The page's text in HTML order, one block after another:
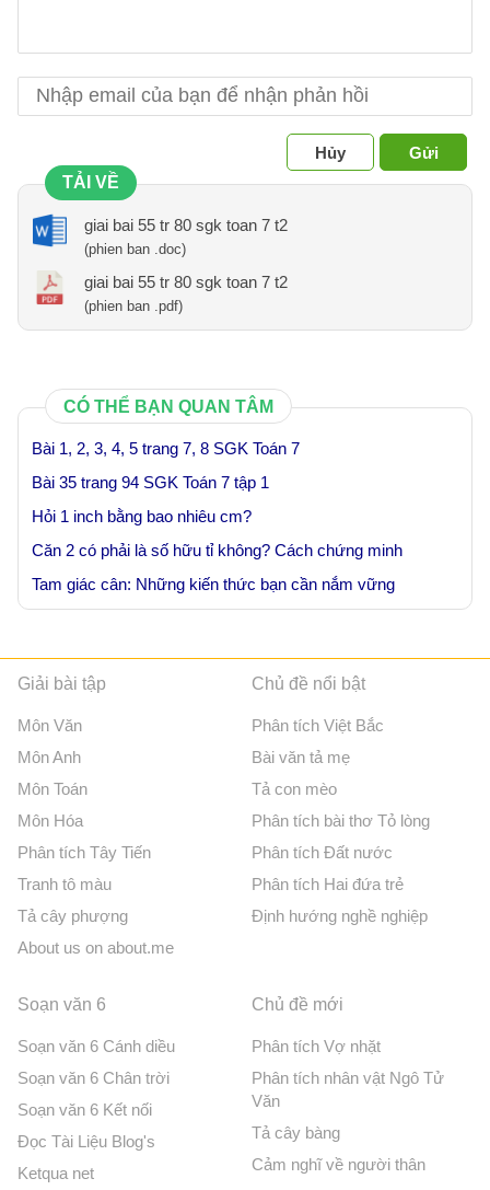
Hủy
Gửi
TẢI VỀ
giai bai 55 tr 80 sgk toan 7 t2
(phien ban .doc)
giai bai 55 tr 80 sgk toan 7 t2
(phien ban .pdf)
CÓ THỂ BẠN QUAN TÂM
Bài 1, 2, 3, 4, 5 trang 7, 8 SGK Toán 7
Bài 35 trang 94 SGK Toán 7 tập 1
Hỏi 1 inch bằng bao nhiêu cm?
Căn 2 có phải là số hữu tỉ không? Cách chứng minh
Tam giác cân: Những kiến thức bạn cần nắm vững
Giải bài tập
Môn Văn
Môn Anh
Môn Toán
Môn Hóa
Phân tích Tây Tiến
Tranh tô màu
Tả cây phượng
About us on about.me
Chủ đề nổi bật
Phân tích Việt Bắc
Bài văn tả mẹ
Tả con mèo
Phân tích bài thơ Tỏ lòng
Phân tích Đất nước
Phân tích Hai đứa trẻ
Định hướng nghề nghiệp
Soạn văn 6
Soạn văn 6 Cánh diều
Soạn văn 6 Chân trời
Soạn văn 6 Kết nối
Đọc Tài Liệu Blog's
Ketqua net
Chủ đề mới
Phân tích Vợ nhặt
Phân tích nhân vật Ngô Tử
Văn
Tả cây bàng
Cảm nghĩ về người thân